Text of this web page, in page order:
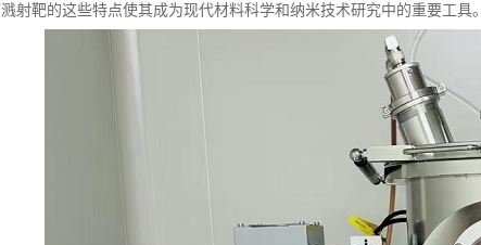
溅射靶的这些特点使其成为现代材料科学和纳米技术研究中的重要工具。